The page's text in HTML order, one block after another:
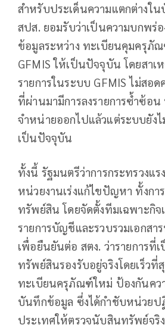
สำหรับประเด็นความแตกต่างใ
สปส. ยอมรับว่าเป็นความบกพร่
ข้อมูลระหว่าง ทะเบียนคุมครุภั
GFMIS ให้เป็นปัจจุบัน โดยสาเ
รายการในระบบ GFMIS ไม่สอด
ที่ผ่านมามีการลงรายการซ้ำซ้อน
จำหน่ายออกไปแล้วแต่ระบบยัง
เป็นปัจจุบัน
ทั้งนี้ รัฐมนตรีว่าการกระทรวงแ
หน่วยงานเร่งแก้ไขปัญหา ทั้งกา
ทรัพย์สิน โดยจัดตั้งทีมเฉพาะกิจ
รายการบัญชีและรวบรวมเอกส
เพื่อยืนยันต่อ สตง. ว่ารายการที่
ทรัพย์สินรองรับอยู่จริงโดยเร็วที่
ทะเบียนครุภัณฑ์ใหม่ ป้องกันคว
บันทึกข้อมูล ซึ่งได้กำชับหน่วยป
ประเทศให้ตรวจนับสินทรัพย์จริ